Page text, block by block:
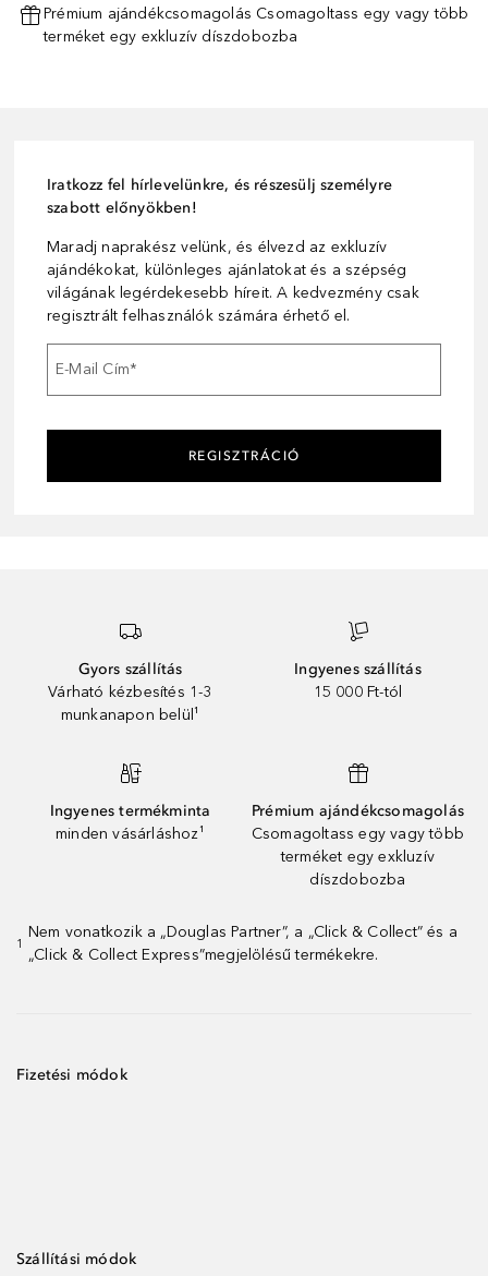
Prémium ajándékcsomagolás Csomagoltass egy vagy több
terméket egy exkluzív díszdobozba
Iratkozz fel hírlevelünkre, és részesülj személyre
szabott előnyökben!
Maradj naprakész velünk, és élvezd az exkluzív
ajándékokat, különleges ajánlatokat és a szépség
világának legérdekesebb híreit. A kedvezmény csak
regisztrált felhasználók számára érhető el.
E-Mail Cím*
REGISZTRÁCIÓ
Gyors szállítás
Várható kézbesítés 1-3
munkanapon belül¹
Ingyenes szállítás
15 000 Ft-tól
Ingyenes termékminta
minden vásárláshoz¹
Prémium ajándékcsomagolás
Csomagoltass egy vagy több
terméket egy exkluzív
díszdobozba
1
Nem vonatkozik a „Douglas Partner”, a „Click & Collect” és a
„Click & Collect Express”megjelölésű termékekre.
Fizetési módok
Szállítási módok